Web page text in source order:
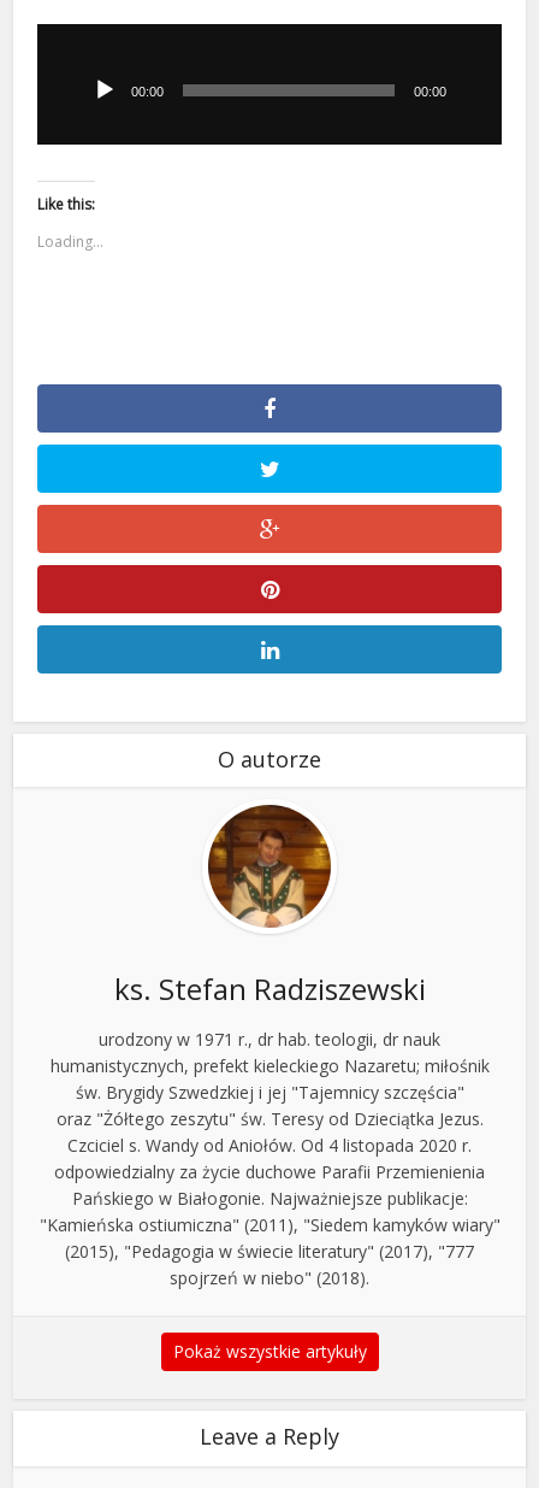
dźwiękowych00:00 00:00
Like this:
Loading...
O autorze
ks. Stefan Radziszewski
urodzony w 1971 r., dr hab. teologii, dr nauk
humanistycznych, prefekt kieleckiego Nazaretu; miłośnik
św. Brygidy Szwedzkiej i jej "Tajemnicy szczęścia"
oraz "Żółtego zeszytu" św. Teresy od Dzieciątka Jezus.
Czciciel s. Wandy od Aniołów. Od 4 listopada 2020 r.
odpowiedzialny za życie duchowe Parafii Przemienienia
Pańskiego w Białogonie. Najważniejsze publikacje:
"Kamieńska ostiumiczna" (2011), "Siedem kamyków wiary"
(2015), "Pedagogia w świecie literatury" (2017), "777
spojrzeń w niebo" (2018).
Pokaż wszystkie artykuły
Leave a Reply